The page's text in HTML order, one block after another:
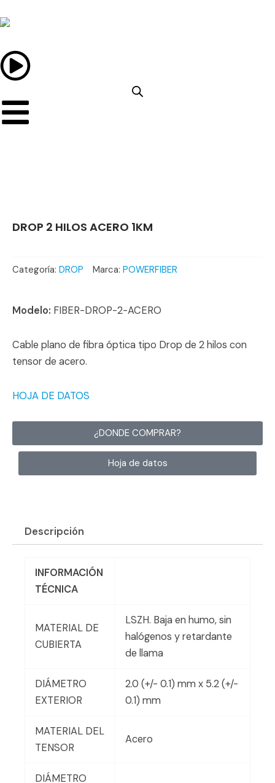
al
DROP 2 HILOS ACERO 1KM
Categoría: DROP Marca: POWERFIBER
Modelo: FIBER-DROP-2-ACERO
Cable plano de fibra óptica tipo Drop de 2 hilos con
tensor de acero.
HOJA DE DATOS
¿DONDE COMPRAR?
Hoja de datos
Descripción
INFORMACIÓN
TÉCNICA
MATERIAL DE
CUBIERTA
LSZH. Baja en humo, sin
halógenos y retardante
de llama
DIÁMETRO
EXTERIOR
2.0 (+/- 0.1) mm x 5.2 (+/-
0.1) mm
MATERIAL DEL
TENSOR
Acero
DIÁMETRO